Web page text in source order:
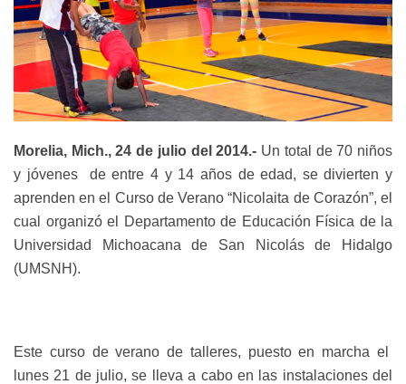
Morelia, Mich., 24 de julio del 2014.- Un total de 70 niños
y jóvenes de entre 4 y 14 años de edad, se divierten y
aprenden en el Curso de Verano “Nicolaita de Corazón”, el
cual organizó el Departamento de Educación Física de la
Universidad Michoacana de San Nicolás de Hidalgo
(UMSNH).
Este curso de verano de talleres, puesto en marcha el
lunes 21 de julio, se lleva a cabo en las instalaciones del